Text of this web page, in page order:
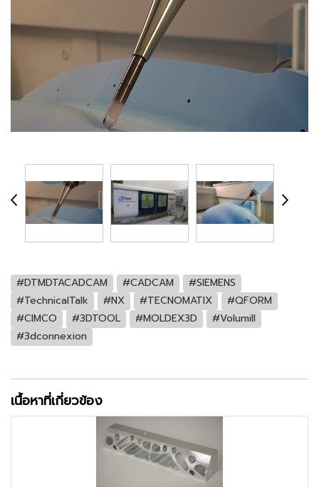
#DTMDTACADCAM #CADCAM
#SIEMENS
#TechnicalTalk
#NX #TECNOMATIX
#QFORM
#CIMCO
#3DTOOL #MOLDEX3D
#Volumill
#3dconnexion
เนื้อหาที่เกี่ยวข้อง